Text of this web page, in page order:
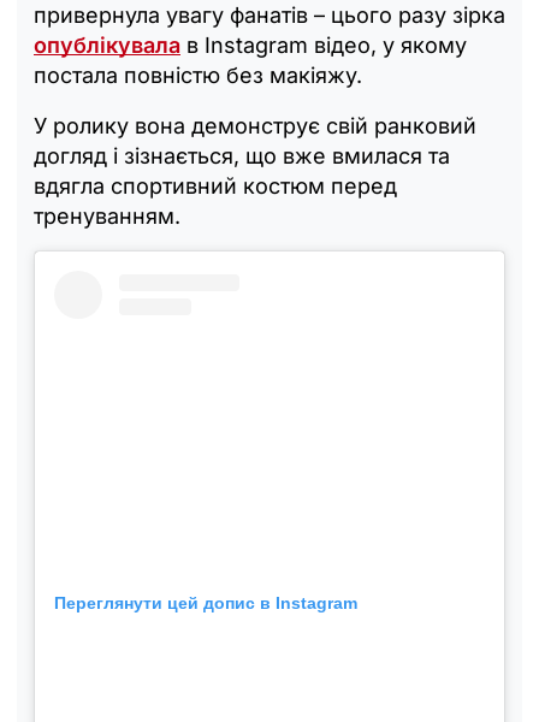
привернула увагу фанатів – цього разу зірка
опублікувала в Instagram відео, у якому
постала повністю без макіяжу.
У ролику вона демонструє свій ранковий
догляд і зізнається, що вже вмилася та
вдягла спортивний костюм перед
тренуванням.
Переглянути цей допис в Instagram